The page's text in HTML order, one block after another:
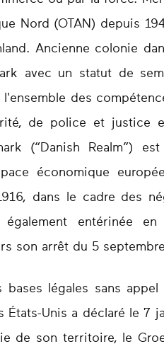
Nord (OTAN) depuis
Ancienne colonie
avec un statut de
l'ensemble des
de police et justice
(“Danish Realm”)
économique
dans le cadre des
également entérinée
son arrêt du 5
bases légales sans
États-Unis a déclaré le
de son territoire, le